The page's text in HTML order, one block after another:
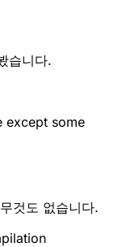
습니다.
except some
것도 없습니다.